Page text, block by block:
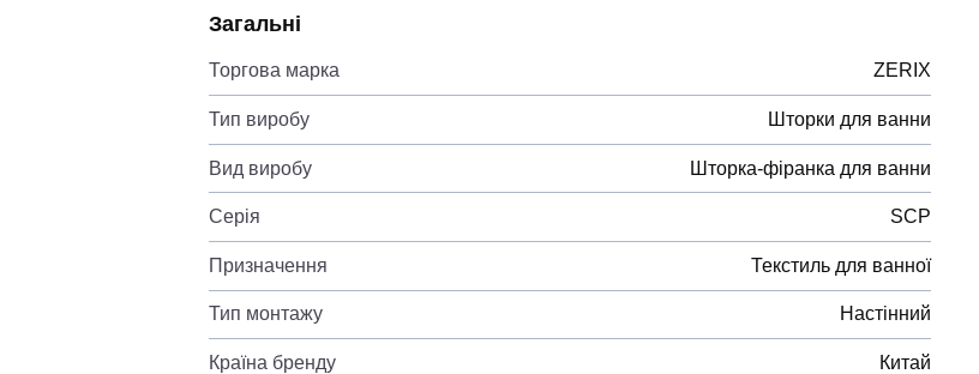
Загальні
Торгова марка ZERIX
Тип виробу Шторки для ванни
Вид виробу Шторка-фіранка для ванни
Серія SCP
Призначення Текстиль для ванної
Тип монтажу Настінний
Країна бренду Китай